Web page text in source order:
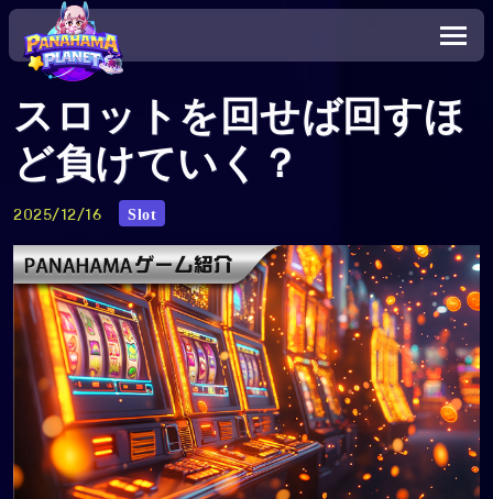
スロットを回せば回すほ
ど負けていく？
2025/12/16 Slot